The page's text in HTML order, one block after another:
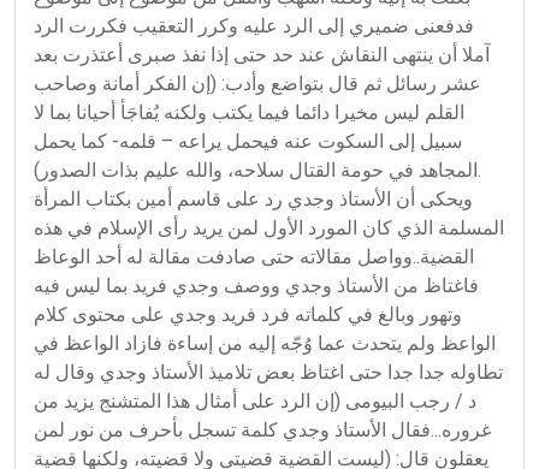
فدفعنى ضميري إلى الرد عليه وكرر التعقيب فكررت الرد
آملا أن ينتهى النقاش عند حد حتى إذا نفذ صبرى أعتذرت بعد
عشر رسائل ثم قال بتواضع وأدب: (إن الفكر أمانة وصاحب
القلم ليس مخيرا دائما فيما يكتب ولكنه يُفاجَأ أحيانا بما لا
سبيل إلى السكوت عنه فيحمل يراعه – قلمه- كما يحمل
المجاهد في حومة القتال سلاحه، والله عليم بذات الصدور).
ويحكى أن الأستاذ وجدي رد على قاسم أمين بكتاب المرأة
المسلمة الذي كان المورد الأول لمن يريد رأى الإسلام في هذه
القضية..وواصل مقالاته حتى صادفت مقالة له أحد الوعاظ
فاغتاظ من الأستاذ وجدي ووصف وجدي فريد بما ليس فيه
وتهور وبالغ في كلماته فرد فريد وجدي على محتوى كلام
الواعظ ولم يتحدث عما وُجّه إليه من إساءة فازاد الواعظ في
تطاوله جدا جدا حتى اغتاظ بعض تلاميذ الأستاذ وجدي وقال له
د / رجب البيومى (إن الرد على أمثال هذا المتشنج يزيد من
غروره...فقال الأستاذ وجدي كلمة تسجل بأحرف من نور لمن
يعقلون قال: (ليست القضية قضيتي ولا قضيته، ولكنها قضية